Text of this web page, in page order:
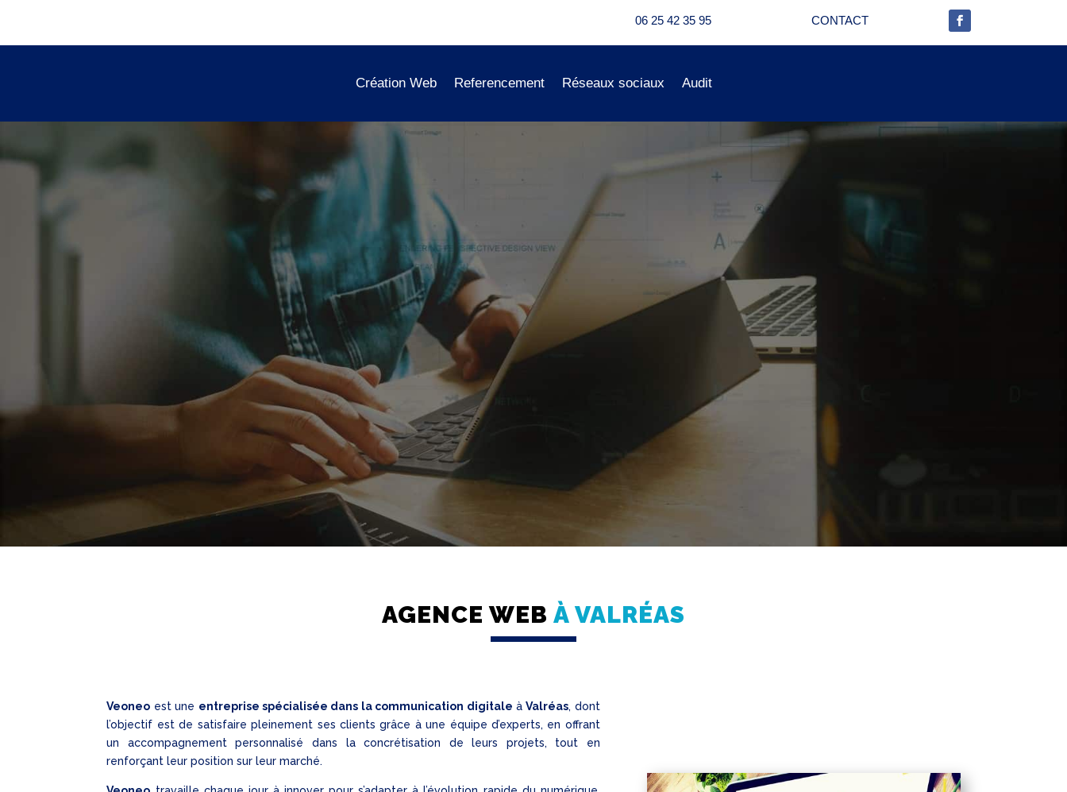
06 25 42 35 95 CONTACT
Création Web Referencement Réseaux sociaux Audit
AGENCE WEB À VALRÉAS
Veoneo est une entreprise spécialisée dans la communication digitale àValréas, dont
l’objectif est de satisfaire pleinement ses clients grâce à une équipe d’experts, en offrant
un accompagnement personnalisé dans la concrétisation de leurs projets, tout en
renforçant leur position sur leur marché.